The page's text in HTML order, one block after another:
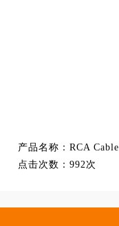
产品名称： RCA Cable
点击次数： 992次